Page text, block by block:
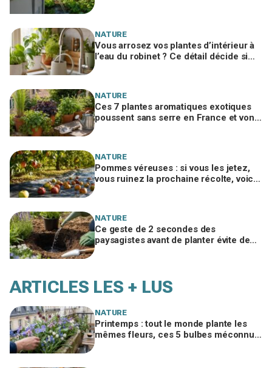
NATURE
Vous arrosez vos plantes d’intérieur à
l’eau du robinet ? Ce détail décide si
NATURE
Ces 7 plantes aromatiques exotiques
poussent sans serre en France et vont
NATURE
Pommes véreuses : si vous les jetez,
vous ruinez la prochaine récolte, voici
NATURE
Ce geste de 2 secondes des
paysagistes avant de planter évite de
ARTICLES LES + LUS
NATURE
Printemps : tout le monde plante les
mêmes fleurs, ces 5 bulbes méconnus